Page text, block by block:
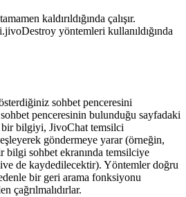
kaldırıldığında çalışır.
yöntemleri kullanıldığında
sohbet penceresini
penceresinin bulunduğu sayfadaki
bilgiyi, JivoChat temsilci
göndermeye yarar (örneğin,
bilgi sohbet ekranında temsilciye
de kaydedilecektir). Yöntemler doğru
bir geri arama fonksiyonu
çağrılmalıdırlar.